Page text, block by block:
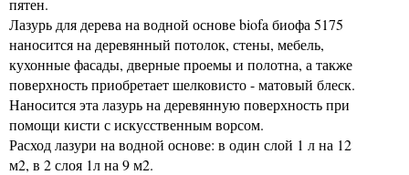
Лазурь для дерева на водной основе biofa биофа 5175
наносится на деревянный потолок, стены, мебель,
кухонные фасады, дверные проемы и полотна, а также
поверхность приобретает шелковисто - матовый блеск.
Наносится эта лазурь на деревянную поверхность при
помощи кисти с искусственным ворсом.
Расход лазури на водной основе: в один слой 1 л на 12
м2, в 2 слоя 1л на 9 м2.